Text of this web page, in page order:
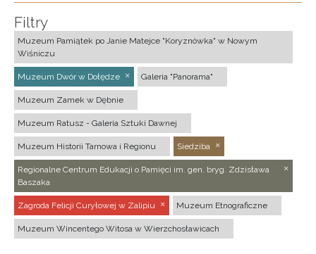
Filtry
Muzeum Pamiątek po Janie Matejce "Koryznówka" w Nowym
Wiśniczu
Muzeum Dwór w Dołędze Galeria "Panorama"
Muzeum Zamek w Dębnie
Muzeum Ratusz - Galeria Sztuki Dawnej
Muzeum Historii Tarnowa i Regionu Siedziba
Regionalne Centrum Edukacji o Pamięci im. gen. bryg. Zdzisława
Baszaka
Zagroda Felicji Curyłowej w Zalipiu Muzeum Etnograficzne
Muzeum Wincentego Witosa w Wierzchosławicach